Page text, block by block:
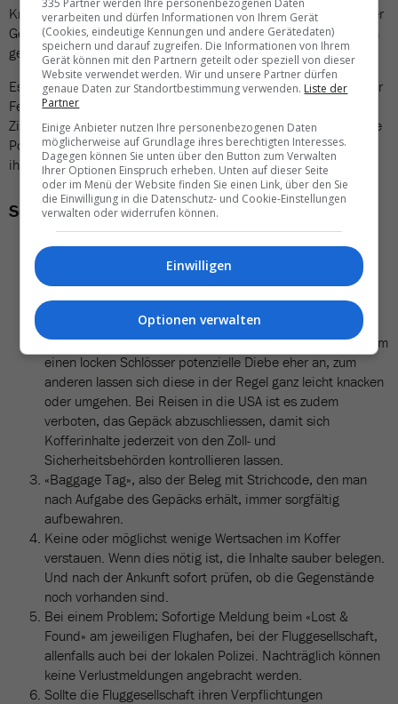
Kreditkartengesellschaften bieten Schutz vor Gepäckverlust oder
Gepäckbeschädigung. Dies ist jeweils an spezielle Bedingungen
geknüpft.
Es soll sogar Leute geben, welche Bestandteile ihre Gepäcks per
Fedex oder sonst einem Kurierdienst nahc Hause oder ins
Zielgebiet befördern lassen. Hierzu sei nur dies gesagt: Auch die
Post und die Kurierdienste sind nicht fehlerfrei und auch bei
ihnen sind die Haftungsregeln sehr eng.
So gibt es keine Probleme mit dem Gepäck
Keine alten Koffer oder solche mit losen Teilen benutzen,
die sich in Gepäcksortieranlagen verheddern können. Bei
Beschädigung wird eventuell keine Rückerstattung
gewährt. Im Zweifelsfall den Koffer mit Plastik einwickeln
Gepäck sauber verschliessen, aber nicht abschliessen. Zum
einen locken Schlösser potenzielle Diebe eher an, zum
anderen lassen sich diese in der Regel ganz leicht knacken
oder umgehen. Bei Reisen in die USA ist es zudem
verboten, das Gepäck abzuschliessen, damit sich
Kofferinhalte jederzeit von den Zoll- und
Sicherheitsbehörden kontrollieren lassen.
«Baggage Tag», also der Beleg mit Strichcode, den man
nach Aufgabe des Gepäcks erhält, immer sorgfältig
aufbewahren.
Keine oder möglichst wenige Wertsachen im Koffer
verstauen. Wenn dies nötig ist, die Inhalte sauber belegen.
Und nach der Ankunft sofort prüfen, ob die Gegenstände
noch vorhanden sind.
Bei einem Problem: Sofortige Meldung beim «Lost &
Found» am jeweiligen Flughafen, bei der Fluggesellschaft,
allenfalls auch bei der lokalen Polizei. Nachträglich können
keine Verlustmeldungen angebracht werden.
Sollte die Fluggesellschaft ihren Verpflichtungen
335 Partner werden Ihre personenbezogenen Daten
verarbeiten und dürfen Informationen von Ihrem Gerät
(Cookies, eindeutige Kennungen und andere Gerätedaten)
speichern und darauf zugreifen. Die Informationen von Ihrem
Gerät können mit den Partnern geteilt oder speziell von dieser
Website verwendet werden. Wir und unsere Partner dürfen
genaue Daten zur Standortbestimmung verwenden. Liste der
Partner
Einige Anbieter nutzen Ihre personenbezogenen Daten
möglicherweise auf Grundlage ihres berechtigten Interesses.
Dagegen können Sie unten über den Button zum Verwalten
Ihrer Optionen Einspruch erheben. Unten auf dieser Seite
oder im Menü der Website finden Sie einen Link, über den Sie
die Einwilligung in die Datenschutz- und Cookie-Einstellungen
verwalten oder widerrufen können.
Einwilligen
Optionen verwalten